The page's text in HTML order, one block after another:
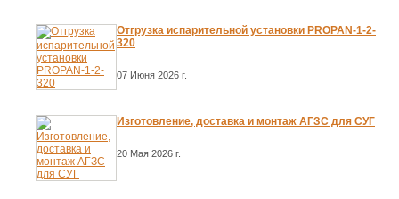
Отгрузка испарительной установки PROPAN-1-2-
320
07 Июня 2026 г.
Изготовление, доставка и монтаж АГЗС для СУГ
20 Мая 2026 г.